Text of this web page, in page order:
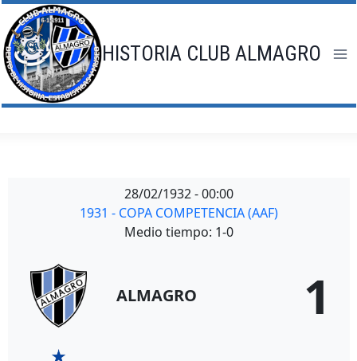
Saltar
al
contenido
HISTORIA CLUB ALMAGRO
28/02/1932 - 00:00
1931 - COPA COMPETENCIA (AAF)
Medio tiempo: 1-0
ALMAGRO 1